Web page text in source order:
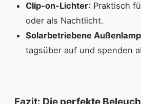
Clip-on-Lichter: Praktisch
oder als Nachtlicht.
Solarbetriebene
tagsüber auf und spenden